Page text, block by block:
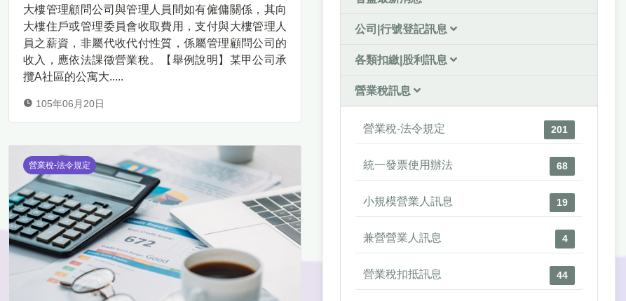
大樓管理顧問公司與管理人員間如有僱傭關係，其向
大樓住戶或管理委員會收取費用，支付與大樓管理人
員之薪資，非屬代收代付性質，係屬管理顧問公司的
收入，應依法課徵營業稅。【舉例說明】某甲公司承
攬A社區的公寓大.....
105年06月20日
營業稅-法令規定
公司|行號登記訊息
各類扣繳|股利訊息
營業稅訊息
營業稅-法令規定 201
統一發票使用辦法 68
小規模營業人訊息 19
兼營營業人訊息 4
營業稅扣抵訊息 44